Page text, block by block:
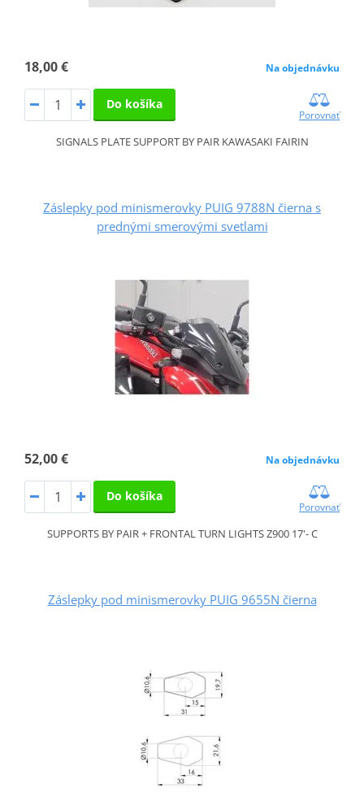
18,00 € Na objednávku
Do košíka
Porovnať
SIGNALS PLATE SUPPORT BY PAIR KAWASAKI FAIRIN
Záslepky pod minismerovky PUIG 9788N čierna s
prednými smerovými svetlami
52,00 € Na objednávku
Do košíka
Porovnať
SUPPORTS BY PAIR + FRONTAL TURN LIGHTS Z900 17'- C
Záslepky pod minismerovky PUIG 9655N čierna